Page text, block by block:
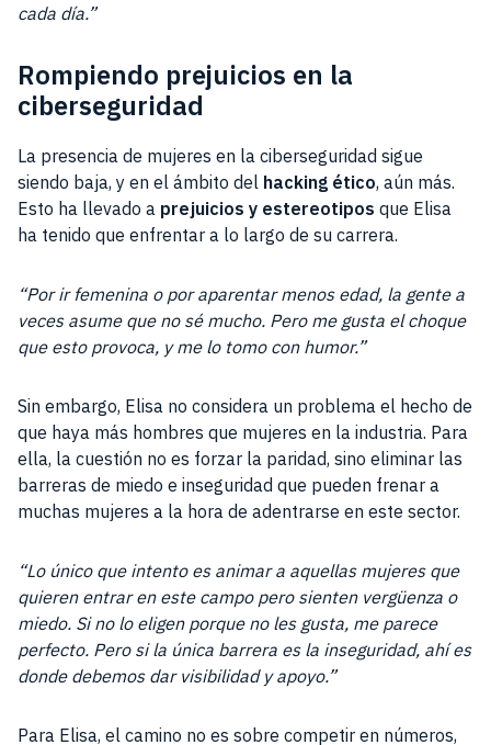
cada día.”
Rompiendo prejuicios en la
ciberseguridad
La presencia de mujeres en la ciberseguridad sigue
siendo baja, y en el ámbito del hacking ético, aún más.
Esto ha llevado a prejuicios y estereotipos que Elisa
ha tenido que enfrentar a lo largo de su carrera.
“Por ir femenina o por aparentar menos edad, la gente a
veces asume que no sé mucho. Pero me gusta el choque
que esto provoca, y me lo tomo con humor.”
Sin embargo, Elisa no considera un problema el hecho de
que haya más hombres que mujeres en la industria. Para
ella, la cuestión no es forzar la paridad, sino eliminar las
barreras de miedo e inseguridad que pueden frenar a
muchas mujeres a la hora de adentrarse en este sector.
“Lo único que intento es animar a aquellas mujeres que
quieren entrar en este campo pero sienten vergüenza o
miedo. Si no lo eligen porque no les gusta, me parece
perfecto. Pero si la única barrera es la inseguridad, ahí es
donde debemos dar visibilidad y apoyo.”
Para Elisa, el camino no es sobre competir en números,